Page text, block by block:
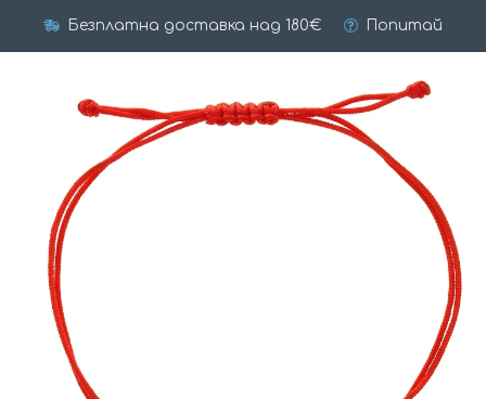
Безплатна доставка над 180€ Попитай